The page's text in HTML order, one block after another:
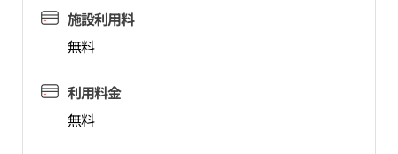
施設利用料
無料
利用料金
無料